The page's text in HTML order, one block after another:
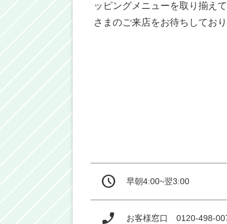
ッピングメニューを取り揃え
さまのご来店をお待ちしており
早朝4:00~翌3:00
お客様窓口　0120-498-